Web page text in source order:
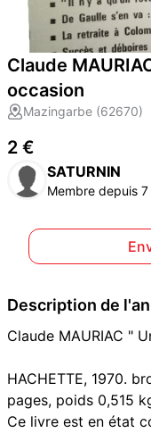
Claude
occasion
Mazingarbe (62670)
2 €
SATURNIN
Membre depuis 7
Description de
Claude MAURIAC "
HACHETTE, 1970.
pages, poids 0,515
Ce livre est en état